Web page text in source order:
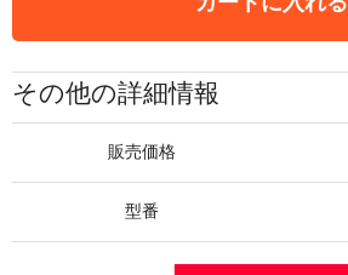
その他の詳細情報
販売価格
型番